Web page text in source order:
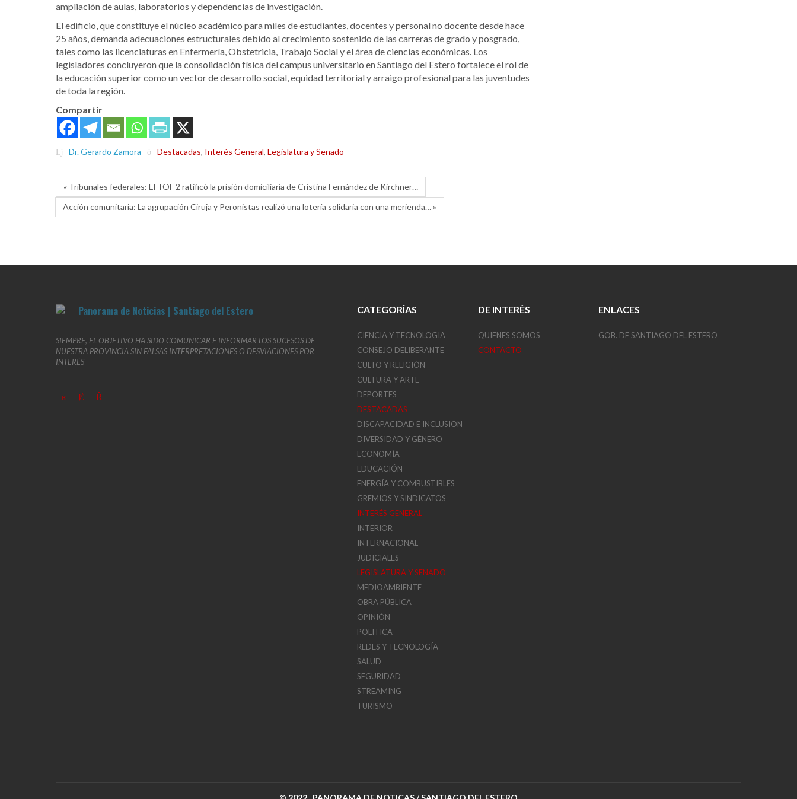
ampliación de aulas, laboratorios y dependencias de investigación.
El edificio, que constituye el núcleo académico para miles de estudiantes, docentes y personal no docente desde hace
25 años, demanda adecuaciones estructurales debido al crecimiento sostenido de las carreras de grado y posgrado,
tales como las licenciaturas en Enfermería, Obstetricia, Trabajo Social y el área de ciencias económicas. Los
legisladores concluyeron que la consolidación física del campus universitario en Santiago del Estero fortalece el rol de
la educación superior como un vector de desarrollo social, equidad territorial y arraigo profesional para las juventudes
de toda la región.
Compartir
Dr. Gerardo Zamora Destacadas, Interés General, Legislatura y Senado
« Tribunales federales: El TOF 2 ratificó la prisión domiciliaria de Cristina Fernández de Kirchner…
Acción comunitaria: La agrupación Ciruja y Peronistas realizó una lotería solidaria con una merienda… »
SIEMPRE, EL OBJETIVO HA SIDO COMUNICAR E INFORMAR LOS SUCESOS DE
NUESTRA PROVINCIA SIN FALSAS INTERPRETACIONES O DESVIACIONES POR
INTERÉS
CATEGORÍAS
CIENCIA Y TECNOLOGIA
CONSEJO DELIBERANTE
CULTO Y RELIGIÓN
CULTURA Y ARTE
DEPORTES
DESTACADAS
DISCAPACIDAD E INCLUSION
DIVERSIDAD Y GÉNERO
ECONOMÍA
EDUCACIÓN
ENERGÍA Y COMBUSTIBLES
GREMIOS Y SINDICATOS
INTERÉS GENERAL
INTERIOR
INTERNACIONAL
JUDICIALES
LEGISLATURA Y SENADO
MEDIOAMBIENTE
OBRA PÚBLICA
OPINIÓN
POLITICA
REDES Y TECNOLOGÍA
SALUD
SEGURIDAD
STREAMING
TURISMO
DE INTERÉS
QUIENES SOMOS
CONTACTO
ENLACES
GOB. DE SANTIAGO DEL ESTERO